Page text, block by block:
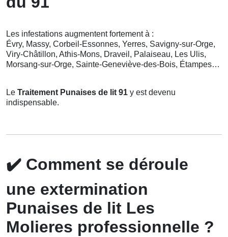
Les infestations augmentent fortement à :
Évry, Massy, Corbeil-Essonnes, Yerres, Savigny-sur-Orge,
Viry-Châtillon, Athis-Mons, Draveil, Palaiseau, Les Ulis,
Morsang-sur-Orge, Sainte-Geneviève-des-Bois, Étampes…
Le Traitement Punaises de lit 91 y est devenu
indispensable.
✔️ Comment se déroule
une extermination
Punaises de lit Les
Molieres professionnelle ?